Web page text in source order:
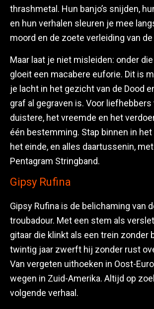
thrashmetal. Hun banjo’s snijden,
en hun verhalen sleuren je mee
moord en de zoete verleiding van de
Maar laat je niet misleiden: onder
gloeit een macabere euforie. Dit is
je lacht in het gezicht van de Dood
graf al gegraven is. Voor liefhebbers
duistere, het vreemde en het
één bestemming. Stap binnen in
het einde, en alles daartussenin,
Pentagram Stringband.
Gipsy Rufina
Gipsy Rufina is de belichaming van
troubadour. Met een stem als
gitaar die klinkt als een trein zonder
twintig jaar zwerft hij zonder rust
Van vergeten uithoeken in Oost-
wegen in Zuid-Amerika. Altijd op
volgende verhaal.